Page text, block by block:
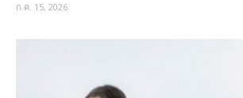
ก.ค. 15, 2026